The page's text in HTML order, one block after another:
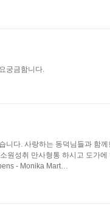
궁금함니다.
다. 사랑하는 동덕님들과 함
성취 만사형통 하시고 도가에
- Monika Mart…